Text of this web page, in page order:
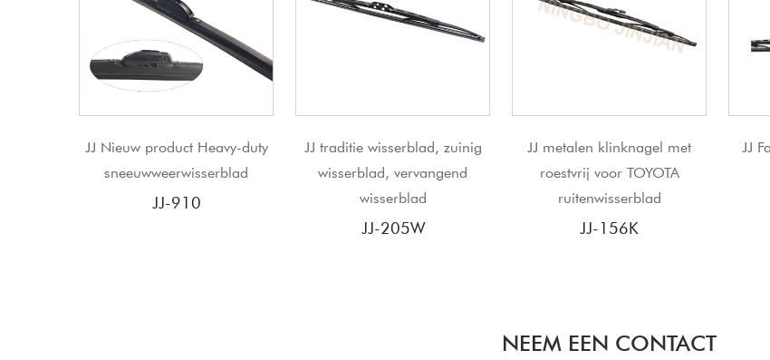
JJ traditie wisserblad, zuinig
wisserblad, vervangend
wisserblad
JJ metalen klinknagel met
roestvrij voor TOYOTA
ruitenwisserblad
JJ-156K
JJ Factory zorgt voor Valeo
Type universeel
ruitenwisserblad
JJ-405C
NEEM EEN CONTACT